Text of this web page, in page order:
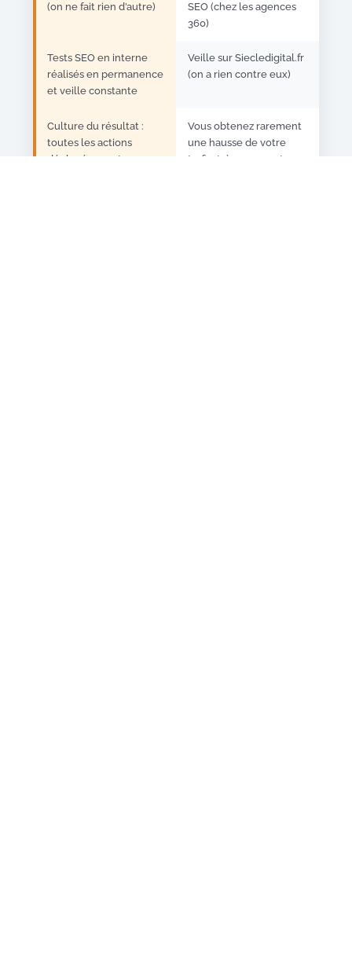
(on ne fait rien d’autre)
SEO (chez les agences
360)
Tests SEO en interne
réalisés en permanence
et veille constante
Veille sur Siecledigital.fr
(on a rien contre eux)
Culture du résultat :
toutes les actions
déployées sont
Vous obtenez rarement
une hausse de votre
trafic, très rarement une